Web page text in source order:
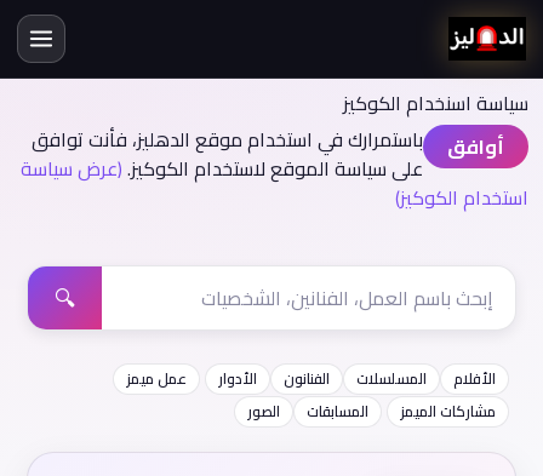
سياسة اسنخدام الكوكيز
أوافق
باستمرارك في استخدام موقع الدهليز، فأنت توافق
على سياسة الموقع لاستخدام الكوكيز.(عرض سياسة
استخدام الكوكيز)
🔍
الأفلام المسلسلات الفنانون الأدوار
عمل ميمز
مشاركات الميمز
المسابقات الصور